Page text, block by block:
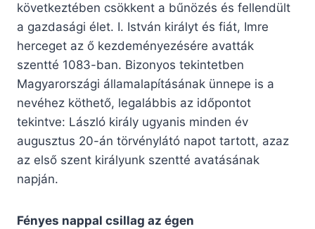
következtében csökkent a bűnözés és fellendült
a gazdasági élet. I. István királyt és fiát, Imre
herceget az ő kezdeményezésére avatták
szentté 1083-ban. Bizonyos tekintetben
Magyarországi államalapításának ünnepe is a
nevéhez köthető, legalábbis az időpontot
tekintve: László király ugyanis minden év
augusztus 20-án törvénylátó napot tartott, azaz
az első szent királyunk szentté avatásának
napján.
Fényes nappal csillag az égen